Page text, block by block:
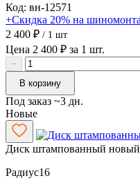
Код: вн-12571
+Скидка 20% на
2 400 ₽ / 1 шт
Цена 2 400 ₽ за 1 шт.
−
В корзину
Под заказ ~3 дн.
Новые
Диск штампованный
Радиус16